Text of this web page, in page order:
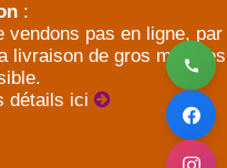
:
vendons pas en ligne, par
livraison de gros meubles
détails ici